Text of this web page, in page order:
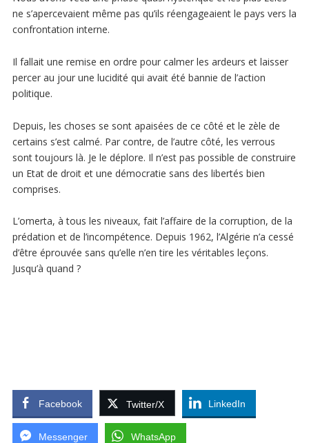
ne s’apercevaient même pas qu’ils réengageaient le pays vers la
confrontation interne.
Il fallait une remise en ordre pour calmer les ardeurs et laisser
percer au jour une lucidité qui avait été bannie de l’action
politique.
Depuis, les choses se sont apaisées de ce côté et le zèle de
certains s’est calmé. Par contre, de l’autre côté, les verrous
sont toujours là. Je le déplore. Il n’est pas possible de construire
un Etat de droit et une démocratie sans des libertés bien
comprises.
L’omerta, à tous les niveaux, fait l’affaire de la corruption, de la
prédation et de l’incompétence. Depuis 1962, l’Algérie n’a cessé
d’être éprouvée sans qu’elle n’en tire les véritables leçons.
Jusqu’à quand ?
Facebook Twitter/X LinkedIn
Messenger WhatsApp